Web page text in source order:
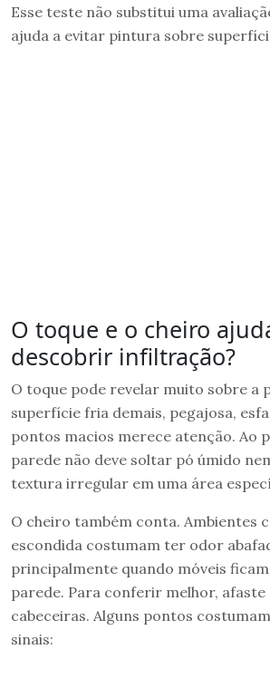
Esse teste não substitui uma
ajuda a evitar pintura sobre
O toque e o cheiro
descobrir infiltração?
O toque pode revelar muito sobre a
superfície fria demais, pegajosa,
pontos macios merece atenção. Ao
parede não deve soltar pó úmido
textura irregular em uma área
O cheiro também conta. Ambientes
escondida costumam ter odor
principalmente quando móveis
parede. Para conferir melhor,
cabeceiras. Alguns pontos
sinais: